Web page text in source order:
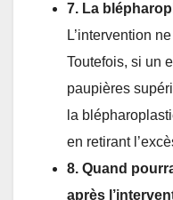
7. La
L’intervention
Toutefois, si un
paupières
la
en retirant
8. Quand
après